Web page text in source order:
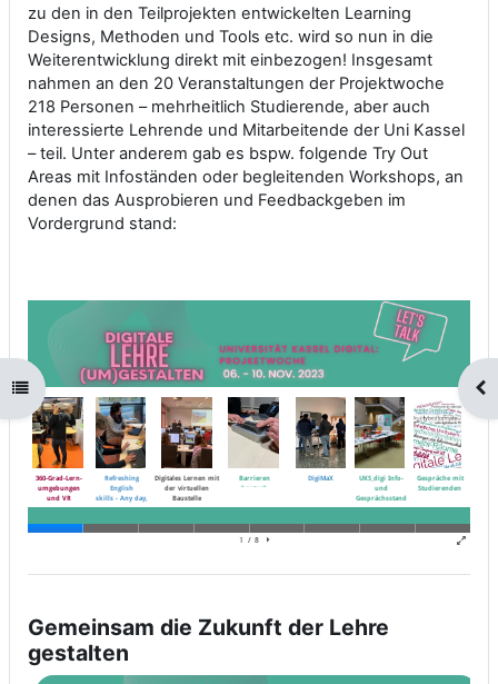
Kursindex öffnen
zu den in den Teilprojekten entwickelten Learning
Designs, Methoden und Tools etc. wird so nun in die
Weiterentwicklung direkt mit einbezogen! Insgesamt
nahmen an den 20 Veranstaltungen der Projektwoche
218 Personen – mehrheitlich Studierende, aber auch
interessierte Lehrende und Mitarbeitende der Uni Kassel
– teil. Unter anderem gab es bspw. folgende Try Out
Areas mit Infoständen oder begleitenden Workshops, an
denen das Ausprobieren und Feedbackgeben im
Vordergrund stand:
Gemeinsam die Zukunft der Lehre
gestalten